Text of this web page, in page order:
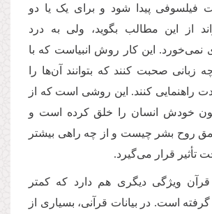
فیلسوفی پیدا شود و برای یک یا دو
از این مطالب بگوید، ولی به درد
نمی‌خورد. این کار روش انبیاست که با
زبانی صحبت کنند که بتوانند آن‌ها را
راهنمایی کنند. این روشی است که از
چون خودش انسان را خلق کرده است و
روح بشر چیست و از چه راهی بیشتر
تأثیر قرار می‌گیرد.
ویژگی دیگری هم دارد که کمتر
است. در بیانات قرآنی، بسیاری از